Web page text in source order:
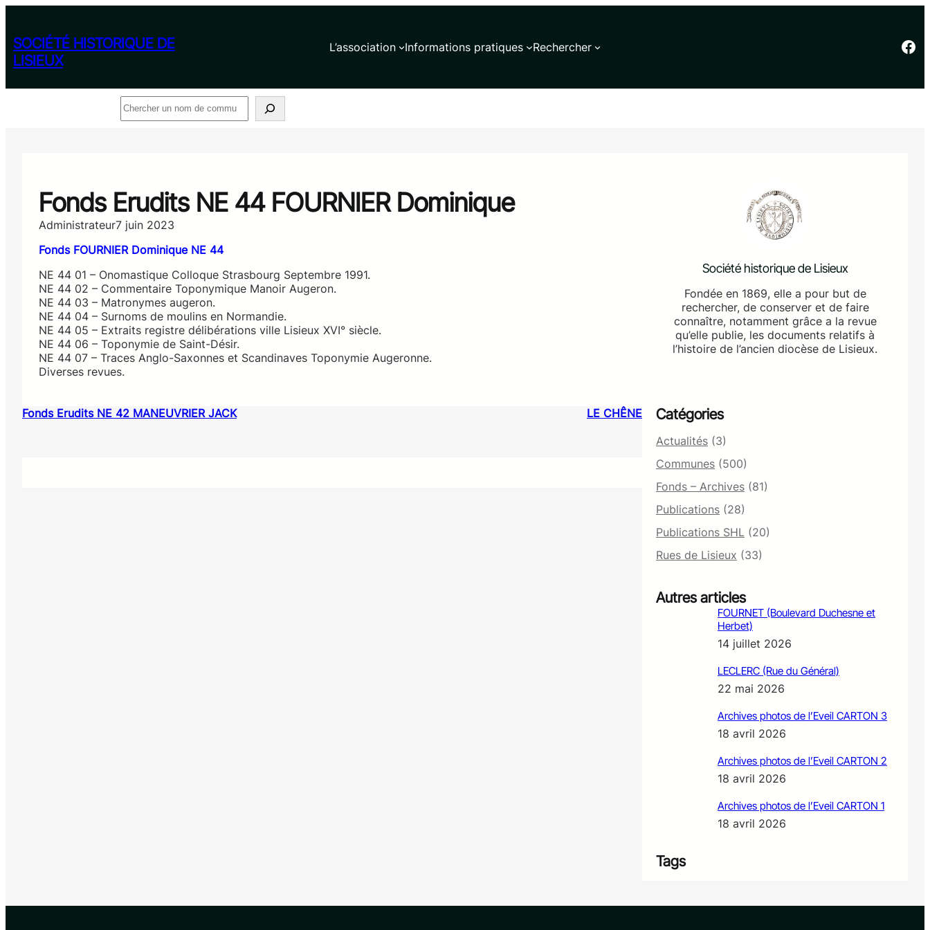
contenu
SOCIÉTÉ HISTORIQUE DE
LISIEUX
L’association Informations pratiques Rechercher Facebook
Fonds Erudits NE 44 FOURNIER Dominique
Administrateur7 juin 2023
Fonds FOURNIER Dominique NE 44
NE 44 01 – Onomastique Colloque Strasbourg Septembre 1991.
NE 44 02 – Commentaire Toponymique Manoir Augeron.
NE 44 03 – Matronymes augeron.
NE 44 04 – Surnoms de moulins en Normandie.
NE 44 05 – Extraits registre délibérations ville Lisieux XVI° siècle.
NE 44 06 – Toponymie de Saint-Désir.
NE 44 07 – Traces Anglo-Saxonnes et Scandinaves Toponymie Augeronne.
Diverses revues.
Fonds Erudits NE 42 MANEUVRIER JACK LE CHÊNE
Société historique de Lisieux
Fondée en 1869, elle a pour but de
rechercher, de conserver et de faire
connaître, notamment grâce a la revue
qu’elle publie, les documents relatifs à
l’histoire de l’ancien diocèse de Lisieux.
Catégories
Actualités (3)
Communes (500)
Fonds – Archives (81)
Publications (28)
Publications SHL (20)
Rues de Lisieux (33)
Autres articles
FOURNET (Boulevard Duchesne et
Herbet)
14 juillet 2026
LECLERC (Rue du Général)
22 mai 2026
Archives photos de l’Eveil CARTON 3
18 avril 2026
Archives photos de l’Eveil CARTON 2
18 avril 2026
Archives photos de l’Eveil CARTON 1
18 avril 2026
Tags